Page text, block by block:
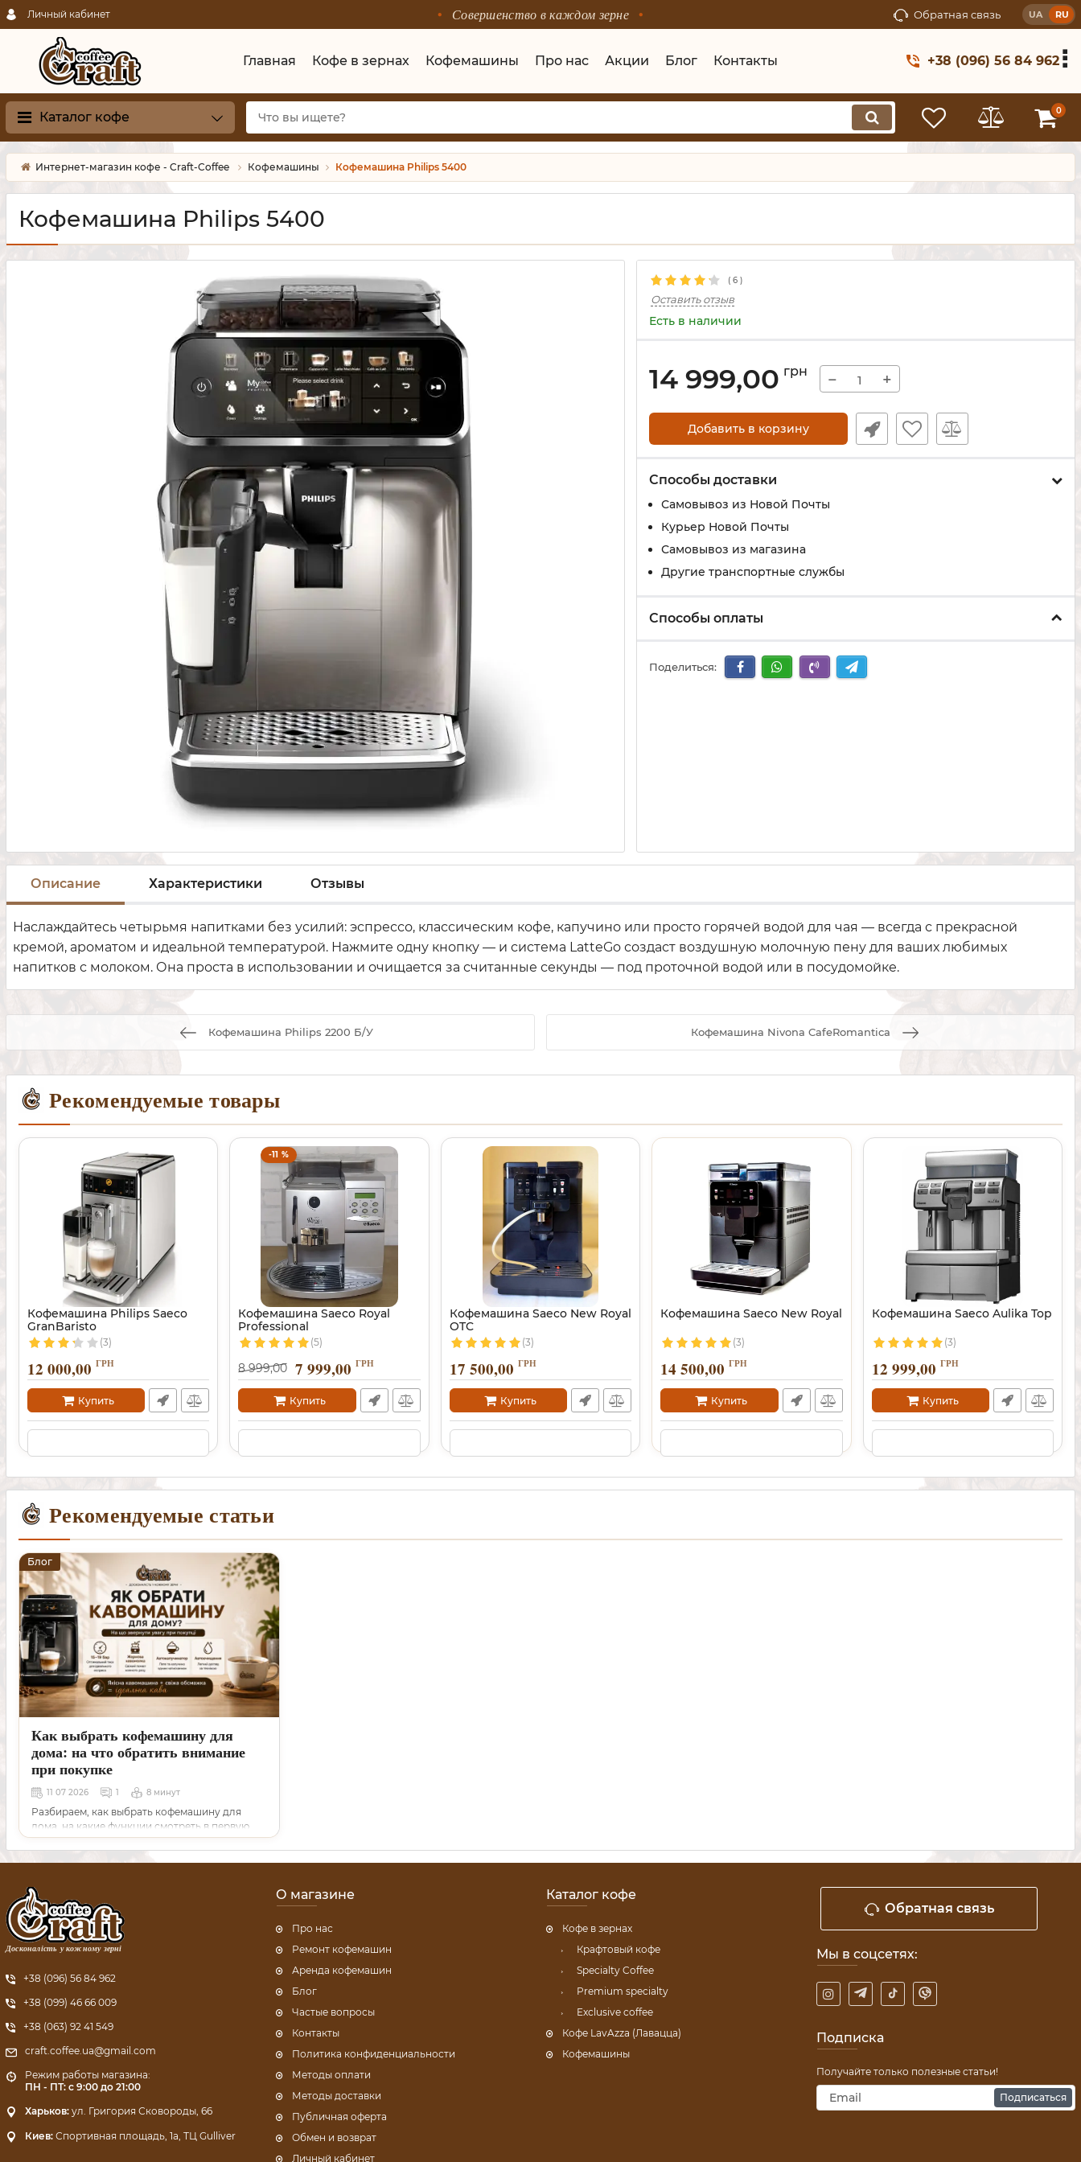
Личный кабинет Совершенство в каждом зерне Обратная связь UA RU
Главная Кофе в зернах Кофемашины Про нас Акции Блог Контакты +38 (096) 56 84 962
Каталог кофе 0
Интернет-магазин кофе - Craft-Coffee Кофемашины Кофемашина Philips 5400
Кофемашина Philips 5400
( 6 )
Оставить отзыв
Есть в наличии
14 999,00 грн − +
Добавить в корзину
Способы доставки
Самовывоз из Новой Почты
Курьер Новой Почты
Самовывоз из магазина
Другие транспортные службы
Способы оплаты
Поделиться:
Описание Характеристики Отзывы
Наслаждайтесь четырьмя напитками без усилий: эспрессо, классическим кофе, капучино или просто горячей водой для чая — всегда с прекрасной
кремой, ароматом и идеальной температурой. Нажмите одну кнопку — и система LatteGo создаст воздушную молочную пену для ваших любимых
напитков с молоком. Она проста в использовании и очищается за считанные секунды — под проточной водой или в посудомойке.
Кофемашина Philips 2200 Б/У Кофемашина Nivona CafeRomantica
Рекомендуемые товары
Кофемашина Philips Saeco
GranBaristo
(3)
12 000,00 ГРН
Купить
-11 %
Кофемашина Saeco Royal
Professional
(5)
8 999,00 7 999,00 ГРН
Купить
Кофемашина Saeco New Royal
OTC
(3)
17 500,00 ГРН
Купить
Кофемашина Saeco New Royal
(3)
14 500,00 ГРН
Купить
Кофемашина Saeco Aulika Top
(3)
12 999,00 ГРН
Купить
Рекомендуемые статьи
Блог
Как выбрать кофемашину для
дома: на что обратить внимание
при покупке
11 07 2026 1 8 минут
Разбираем, как выбрать кофемашину для
дома, на какие функции смотреть в первую
очередь, какие модели подойдут для
эспрессо и молочных напитков и какой кофе
Досконалість у кожному зерні
+38 (096) 56 84 962
+38 (099) 46 66 009
+38 (063) 92 41 549
craft.coffee.ua@gmail.com
Режим работы магазина:
ПН - ПТ: с 9:00 до 21:00
Харьков: ул. Григория Сковороды, 66
Киев: Спортивная площадь, 1a, ТЦ Gulliver
О магазине
Про нас
Ремонт кофемашин
Аренда кофемашин
Блог
Частые вопросы
Контакты
Политика конфиденциальности
Методы оплати
Методы доставки
Публичная оферта
Обмен и возврат
Личный кабинет
Каталог кофе
Кофе в зернах
Крафтовый кофе
Specialty Coffee
Premium specialty
Exclusive coffee
Кофе LavAzza (Лавацца)
Кофемашины
Обратная связь
Подписка
Получайте только полезные статьи!
Подписаться
Мы в соцсетях: